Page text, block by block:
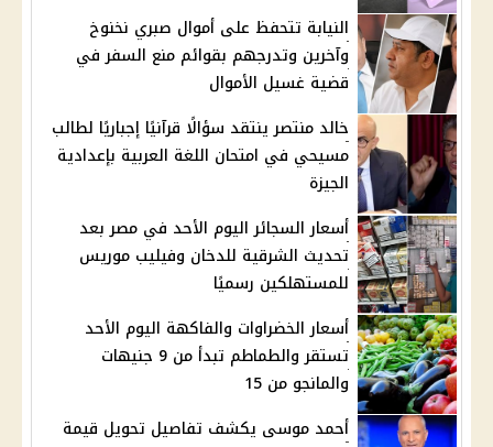
النيابة تتحفظ على أموال صبري نخنوخ
وآخرين وتدرجهم بقوائم منع السفر في
قضية غسيل الأموال
خالد منتصر ينتقد سؤالًا قرآنيًا إجباريًا لطالب
مسيحي في امتحان اللغة العربية بإعدادية
الجيزة
أسعار السجائر اليوم الأحد في مصر بعد
تحديث الشرقية للدخان وفيليب موريس
للمستهلكين رسميًا
أسعار الخضراوات والفاكهة اليوم الأحد
تستقر والطماطم تبدأ من 9 جنيهات
والمانجو من 15
أحمد موسى يكشف تفاصيل تحويل قيمة